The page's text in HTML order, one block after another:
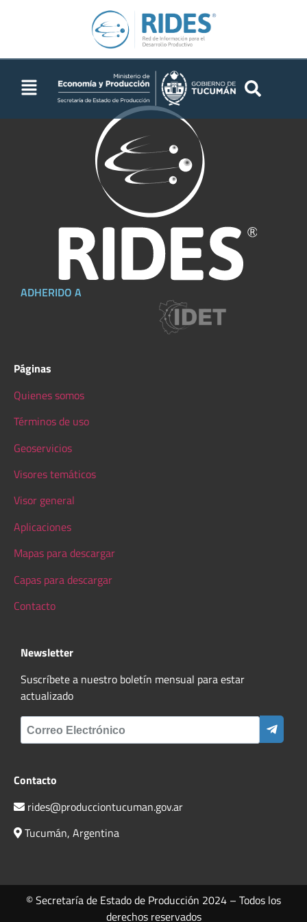
EEAOC
ADHERIDO A
Páginas
Quienes somos
Términos de uso
Geoservicios
Visores temáticos
Visor general
Aplicaciones
Mapas para descargar
Capas para descargar
Contacto
Newsletter
Suscríbete a nuestro boletín mensual para estar
actualizado
Contacto
rides@producciontucuman.gov.ar
Tucumán, Argentina
© Secretaría de Estado de Producción 2024 – Todos los
derechos reservados